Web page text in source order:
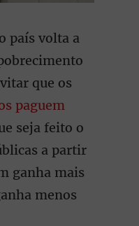
país volta a
que os
paguem
seja feito o
a partir
ganha mais
menos